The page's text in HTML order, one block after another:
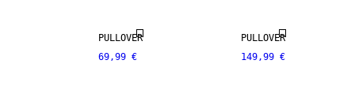
PULLOVER
69,99 €
PULLOVER
149,99 €
PREMIUM
100% LANA
PREMIUM